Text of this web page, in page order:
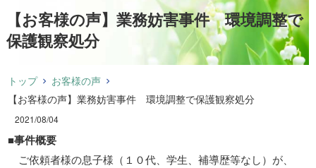
【お客様の声】業務妨害事件 環境調整で
保護観察処分
トップ
お客様の声
【お客様の声】業務妨害事件 環境調整で保護観察処分
2021/08/04
■事件概要
ご依頼者様の息子様（１０代、学生、補導歴等なし）が、